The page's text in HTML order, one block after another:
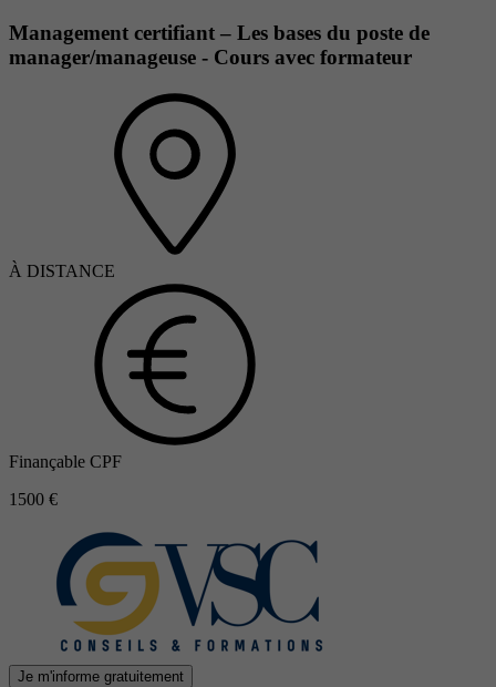
Management certifiant – Les bases du poste de
manager/manageuse - Cours avec formateur
À DISTANCE
Finançable CPF
1500 €
Je m'informe gratuitement